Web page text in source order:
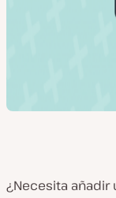
¿Necesita añadir